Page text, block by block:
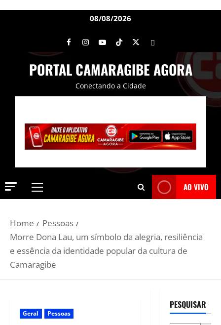
08/08/2026
PORTAL CAMARAGIBE AGORA
Conectando a Cidade
AO VIVO
Home
Pessoas
Morre Dona Lau, um símbolo da alegria, resiliência
e essência da identidade popular da cultura de
Camaragibe
Geral Pessoas
PESQUISAR